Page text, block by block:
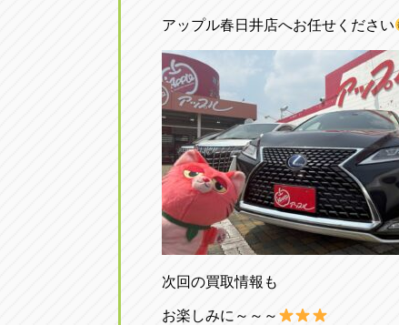
アップル春日井店へお任せください
次回の買取情報も
お楽しみに～～～